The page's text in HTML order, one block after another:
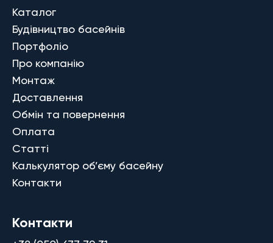
Каталог
Будівництво басейнів
Портфоліо
Про компанію
Монтаж
Доставлення
Обмін та повернення
Оплата
Статті
Калькулятор об’єму басейну
Контакти
Контакти